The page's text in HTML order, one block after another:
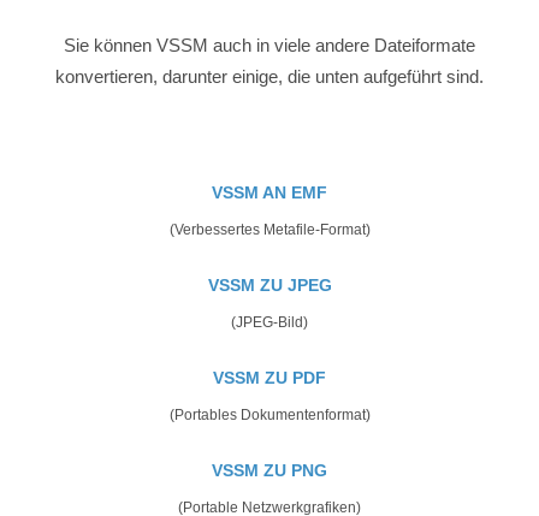
Sie können VSSM auch in viele andere Dateiformate
konvertieren, darunter einige, die unten aufgeführt sind.
VSSM AN EMF
(Verbessertes Metafile-Format)
VSSM ZU JPEG
(JPEG-Bild)
VSSM ZU PDF
(Portables Dokumentenformat)
VSSM ZU PNG
(Portable Netzwerkgrafiken)